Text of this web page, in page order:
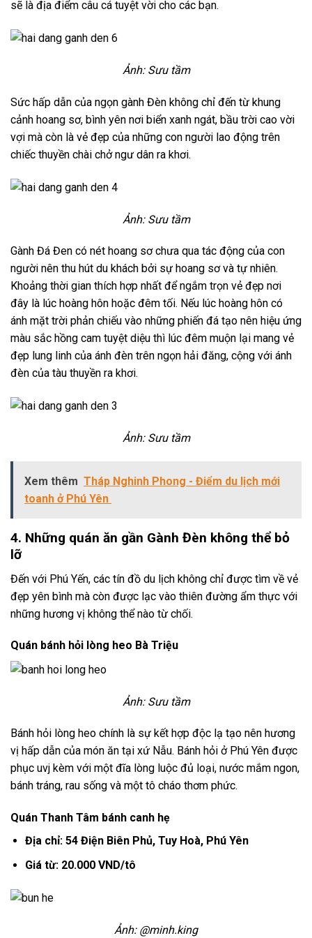
sẽ là địa điểm câu cá tuyệt vời cho các bạn.
Ảnh: Sưu tầm
Sức hấp dẫn của ngọn gành Đèn không chỉ đến từ khung
cảnh hoang sơ, bình yên nơi biển xanh ngát, bầu trời cao vời
vợi mà còn là vẻ đẹp của những con người lao động trên
chiếc thuyền chài chở ngư dân ra khơi.
Ảnh: Sưu tầm
Gành Đá Đen có nét hoang sơ chưa qua tác động của con
người nên thu hút du khách bởi sự hoang sơ và tự nhiên.
Khoảng thời gian thích hợp nhất để ngắm trọn vẻ đẹp nơi
đây là lúc hoàng hôn hoặc đêm tối. Nếu lúc hoàng hôn có
ánh mặt trời phản chiếu vào những phiến đá tạo nên hiệu ứng
màu sắc hồng cam tuyệt diệu thì lúc đêm muộn lại mang vẻ
đẹp lung linh của ánh đèn trên ngọn hải đăng, cộng với ánh
đèn của tàu thuyền ra khơi.
Ảnh: Sưu tầm
Xem thêm Tháp Nghinh Phong - Điểm du lịch mới
toanh ở Phú Yên
4. Những quán ăn gần Gành Đèn không thể bỏ
lỡ
Đến với Phú Yến, các tín đồ du lịch không chỉ được tìm về vẻ
đẹp yên bình mà còn được lạc vào thiên đường ẩm thực với
những hương vị không thể nào từ chối.
Quán bánh hỏi lòng heo Bà Triệu
Ảnh: Sưu tầm
Bánh hỏi lòng heo chính là sự kết hợp độc lạ tạo nên hương
vị hấp dẫn của món ăn tại xứ Nẫu. Bánh hỏi ở Phú Yên được
phục uvj kèm với một đĩa lòng luộc đủ loại, nước mắm ngon,
bánh tráng, rau sống và một tô cháo thơm phức.
Quán Thanh Tâm bánh canh hẹ
Địa chỉ: 54 Điện Biên Phủ, Tuy Hoà, Phú Yên
Giá từ: 20.000 VND/tô
Ảnh: @minh.king